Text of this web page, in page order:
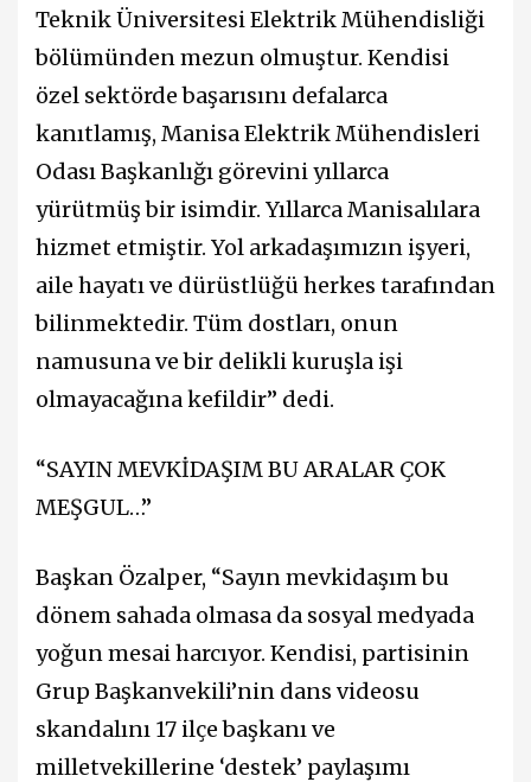
Teknik Üniversitesi Elektrik Mühendisliği
bölümünden mezun olmuştur. Kendisi
özel sektörde başarısını defalarca
kanıtlamış, Manisa Elektrik Mühendisleri
Odası Başkanlığı görevini yıllarca
yürütmüş bir isimdir. Yıllarca Manisalılara
hizmet etmiştir. Yol arkadaşımızın işyeri,
aile hayatı ve dürüstlüğü herkes tarafından
bilinmektedir. Tüm dostları, onun
namusuna ve bir delikli kuruşla işi
olmayacağına kefildir” dedi.
“SAYIN MEVKİDAŞIM BU ARALAR ÇOK
MEŞGUL…”
Başkan Özalper, “Sayın mevkidaşım bu
dönem sahada olmasa da sosyal medyada
yoğun mesai harcıyor. Kendisi, partisinin
Grup Başkanvekili’nin dans videosu
skandalını 17 ilçe başkanı ve
milletvekillerine ‘destek’ paylaşımı